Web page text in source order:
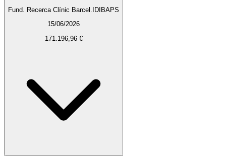
Fund. Recerca Clínic Barcel.IDIBAPS
15/06/2026
171.196,96 €